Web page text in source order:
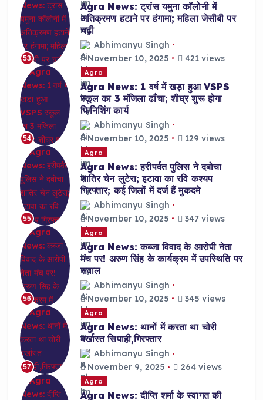
53
Agra News: ट्रांस यमुना कॉलोनी में
अतिक्रमण हटाने पर हंगामा; महिला जेसीबी पर
चढ़ी
Abhimanyu Singh
November 10, 2025
421 views
54
Agra
Agra News: 1 वर्ष में खड़ा हुआ VSPS
स्कूल का 3 मंजिला ढाँचा; शीघ्र शुरू होगा
फिनिशिंग कार्य
Abhimanyu Singh
November 10, 2025
129 views
55
Agra
Agra News: हरीपर्वत पुलिस ने दबोचा
शातिर चेन लुटेरा; इटावा का रवि कश्यप
गिरफ्तार; कई जिलों में दर्ज हैं मुकदमे
Abhimanyu Singh
November 10, 2025
347 views
56
Agra
Agra News: कब्जा विवाद के आरोपी नेता
मंच पर! अरुण सिंह के कार्यक्रम में उपस्थिति पर
सवाल
Abhimanyu Singh
November 10, 2025
345 views
57
Agra
Agra News: थानों में करता था चोरी
बर्खास्त सिपाही,गिरफ्तार
Abhimanyu Singh
November 9, 2025
264 views
Agra
Agra News: दीप्ति शर्मा के स्वागत की